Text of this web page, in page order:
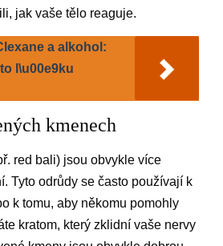
jak vaše tělo reaguje.
a alkohol:
l\u00e9ku
kmenech
red bali) jsou obvykle více
Tyto odrůdy se často používají k
k tomu, aby někomu pomohly
kratom, který zklidní vaše nervy